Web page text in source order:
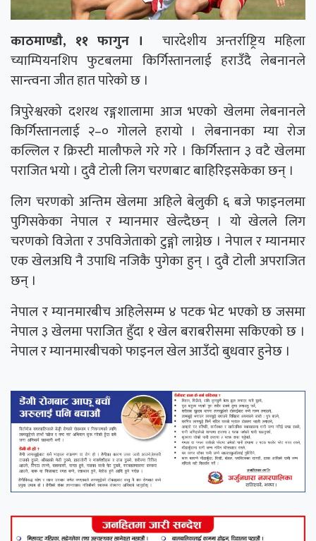
काठमाण्डाै, ११ फागुन ।
चारदेशीय अन्तर्राष्ट्रिय महिला
च्याम्पियनशिप फुटबलमा किर्गिस्तानलाई हराउँदै लेबनानले
सान्त्वना जीत हात पारेको छ ।
त्रिपुरेश्वरको दशरथ रङ्गशालामा आज भएको खेलमा लेबनानले
किर्गिस्तानलाई २–० गोलले हरायो । लेबनानका म्या रोज
कल्लिल र क्रिस्टी मालौफले गरे गरे । किर्गिस्तान ३ वटै खेलमा
पराजित भयो । दुवै टोली लिग चरणबाट बाहिरिइसकेका छन् ।
लिग चरणको अन्तिम खेलमा अहिले बेलुकी ६ बजे फाइनलमा
पुगिसकेका नेपाल र म्यानमार खेल्दैछन् । यो खेलले लिग
चरणको विजेता र उपविजेताको टुङ्गो लाग्नेछ । नेपाल र म्यानमार
एक खेलअघि नै उपाधि नजिकै पुगेका हुन् । दुवै टाेली अपराजित
छन् ।
नेपाल र म्यानमारबीच अहिलेसम्म ४ पटक भेट भएको छ जसमा
नेपाल ३ खेलमा पराजित हुँदा १ खेल बराबरीसमा सकिएको छ ।
नेपाल र म्यानमारबीचको फाइनल खेल आउँदो बुधवार हुनेछ ।